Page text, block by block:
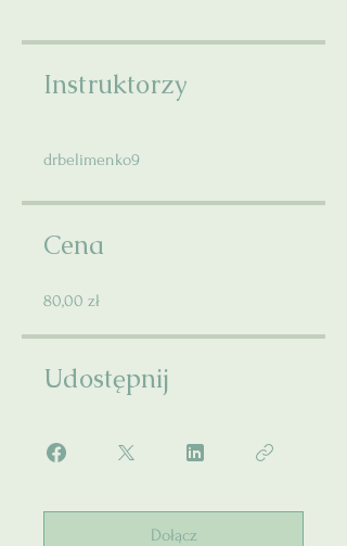
Instruktorzy
drbelimenko9
Cena
80,00 zł
Udostępnij
Dołącz